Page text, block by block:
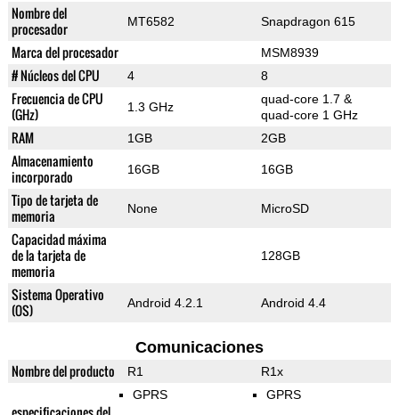
Nombre del
procesador
MT6582 Snapdragon 615
Marca del procesador MSM8939
# Núcleos del CPU 4 8
Frecuencia de CPU
(GHz)
1.3 GHz
quad-core 1.7 &
quad-core 1 GHz
RAM 1GB 2GB
Almacenamiento
incorporado
16GB 16GB
Tipo de tarjeta de
memoria
None MicroSD
Capacidad máxima
de la tarjeta de
memoria
128GB
Sistema Operativo
(OS)
Android 4.2.1 Android 4.4
Comunicaciones
Nombre del producto R1 R1x
GPRS GPRS